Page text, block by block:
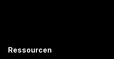
Ressourcen